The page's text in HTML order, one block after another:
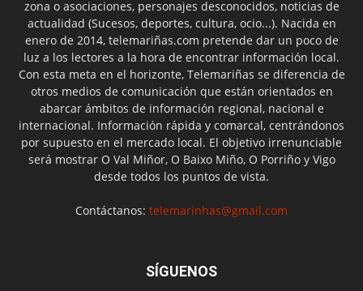
zona o asociaciones, personajes desconocidos, noticias de
actualidad (Sucesos, deportes, cultura, ocio...). Nacida en
enero de 2014, telemariñas.com pretende dar un poco de
luz a los lectores a la hora de encontrar información local.
Con esta meta en el horizonte, Telemariñas se diferencia de
otros medios de comunicación que están orientados en
abarcar ámbitos de información regional, nacional e
internacional. Información rápida y comarcal, centrándonos
por supuesto en el mercado local. El objetivo irrenunciable
será mostrar O Val Miñor, O Baixo Miño, O Porriño y Vigo
desde todos los puntos de vista.
Contáctanos: telemarinhas@gmail.com
SÍGUENOS